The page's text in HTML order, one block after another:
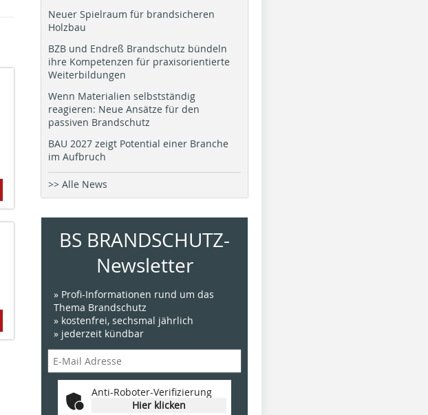
Neuer Spielraum für brandsicheren
Holzbau
BZB und Endreß Brandschutz bündeln
ihre Kompetenzen für praxisorientierte
Weiterbildungen
Wenn Materialien selbstständig
reagieren: Neue Ansätze für den
passiven Brandschutz
BAU 2027 zeigt Potential einer Branche
im Aufbruch
>> Alle News
BS BRANDSCHUTZ-
Newsletter
» Profi-Informationen rund um das
Thema Brandschutz
» kostenfrei, sechsmal jährlich
» jederzeit kündbar
Anti-Roboter-Verifizierung
Hier klicken